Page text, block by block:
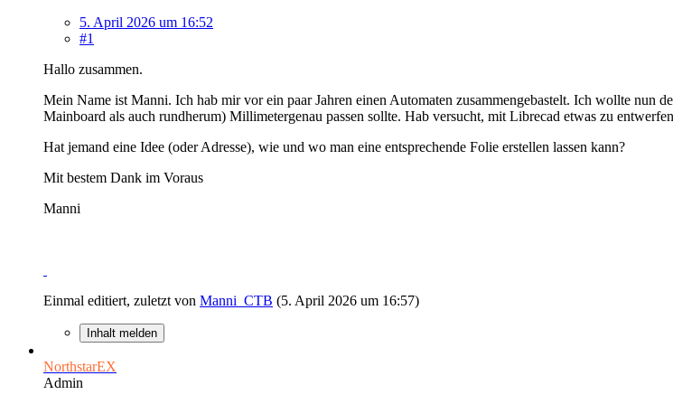
5. April 2026 um 16:52
#1
Hallo zusammen.
Mein Name ist Manni. Ich hab mir vor ein paar Jahren einen Automaten zusammengebastelt. Ich wollte nun
Mainboard als auch rundherum) Millimetergenau passen sollte. Hab versucht, mit Librecad etwas zu
Hat jemand eine Idee (oder Adresse), wie und wo man eine entsprechende Folie erstellen lassen kann?
Mit bestem Dank im Voraus
Manni
Einmal editiert, zuletzt von Manni_CTB (5. April 2026 um 16:57)
Inhalt melden
NorthstarEX
Admin